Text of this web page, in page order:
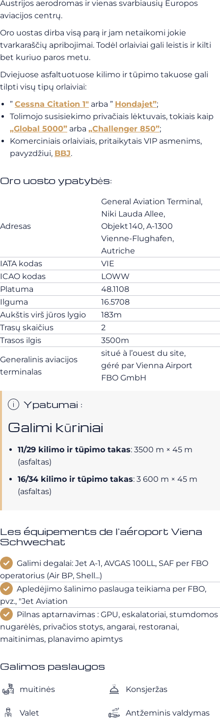
Austrijos aerodromas ir vienas svarbiausių Europos
aviacijos centrų.
Oro uostas dirba visą parą ir jam netaikomi jokie
tvarkaraščių apribojimai. Todėl orlaiviai gali leistis ir kilti
bet kuriuo paros metu.
Dviejuose asfaltuotuose kilimo ir tūpimo takuose gali
tilpti visų tipų orlaiviai:
” Cessna Citation 1″ arba ” Hondajet”;
Tolimojo susisiekimo privačiais lėktuvais, tokiais kaip
„Global 5000” arba „Challenger 850”;
Komerciniais orlaiviais, pritaikytais VIP asmenims,
pavyzdžiui, BBJ.
Oro uosto ypatybės:
Adresas
General Aviation Terminal,
Niki Lauda Allee,
Objekt 140, A‑1300
Vienne‑Flughafen,
Autriche
IATA kodas
VIE
ICAO kodas
LOWW
Platuma
48.1108
Ilguma
16.5708
Aukštis virš jūros lygio
183m
Trasų skaičius
2
Trasos ilgis
3500m
Generalinis aviacijos
terminalas
situé à l’ouest du site,
géré par Vienna Airport
FBO GmbH
Ypatumai :
Galimi kūriniai
11/29 kilimo ir tūpimo takas: 3500 m × 45 m
(asfaltas)
16/34 kilimo ir tūpimo takas: 3 600 m × 45 m
(asfaltas)
Les équipements de l'aéroport Viena
Schwechat
Galimi degalai: Jet A-1, AVGAS 100LL, SAF per FBO
operatorius (Air BP, Shell...)
Apledėjimo šalinimo paslauga teikiama per FBO,
pvz., "Jet Aviation
Pilnas aptarnavimas : GPU, eskalatoriai, stumdomos
nugarėlės, privačios stotys, angarai, restoranai,
maitinimas, planavimo apimtys
Galimos paslaugos
muitinės Konsjeržas
Valet Antžeminis valdymas